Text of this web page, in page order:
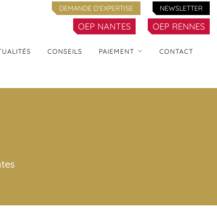
DEMANDE D'EXPERTISE NEWSLETTER
OEP NANTES OEP RENNES
CONSEILS PAIEMENT CONTACT